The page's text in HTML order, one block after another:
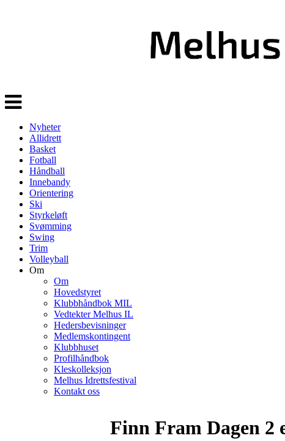
Veksle
navigasjon
Nyheter
Allidrett
Basket
Fotball
Håndball
Innebandy
Orientering
Ski
Styrkeløft
Svømming
Swing
Trim
Volleyball
Om
Om
Hovedstyret
Klubbhåndbok MIL
Vedtekter Melhus IL
Hedersbevisninger
Medlemskontingent
Klubbhuset
Profilhåndbok
Kleskolleksjon
Melhus Idrettsfestival
Kontakt oss
Finn Fram Dagen 2